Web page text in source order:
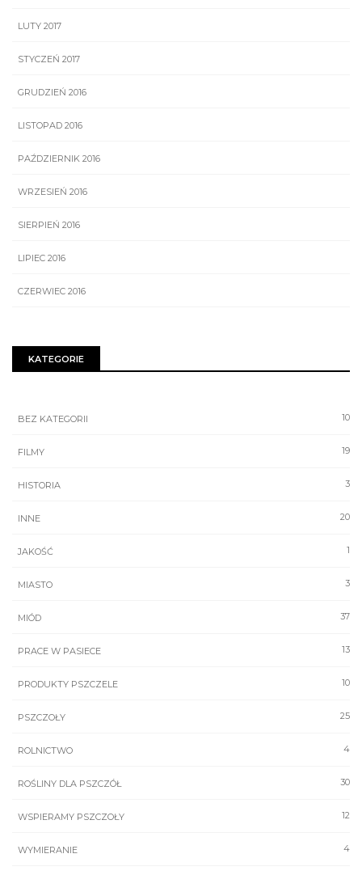
LUTY 2017
STYCZEŃ 2017
GRUDZIEŃ 2016
LISTOPAD 2016
PAŹDZIERNIK 2016
WRZESIEŃ 2016
SIERPIEŃ 2016
LIPIEC 2016
CZERWIEC 2016
KATEGORIE
10
BEZ KATEGORII
19
FILMY
3
HISTORIA
20
INNE
1
JAKOŚĆ
3
MIASTO
37
MIÓD
13
PRACE W PASIECE
10
PRODUKTY PSZCZELE
25
PSZCZOŁY
4
ROLNICTWO
30
ROŚLINY DLA PSZCZÓŁ
12
WSPIERAMY PSZCZOŁY
4
WYMIERANIE